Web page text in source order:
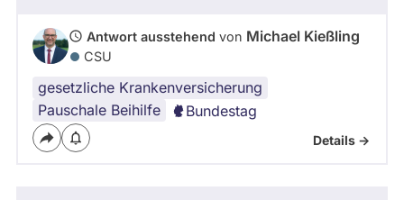
Antwort ausstehend von Michael Kießling
CSU
gesetzliche Krankenversicherung
Pauschale Beihilfe
Bundestag
Details ->